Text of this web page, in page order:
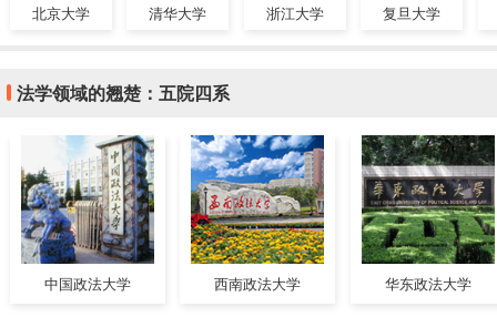
北京大学 清华大学 浙江大学 复旦大学
法学领域的翘楚：五院四系
中国政法大学 西南政法大学 华东政法大学